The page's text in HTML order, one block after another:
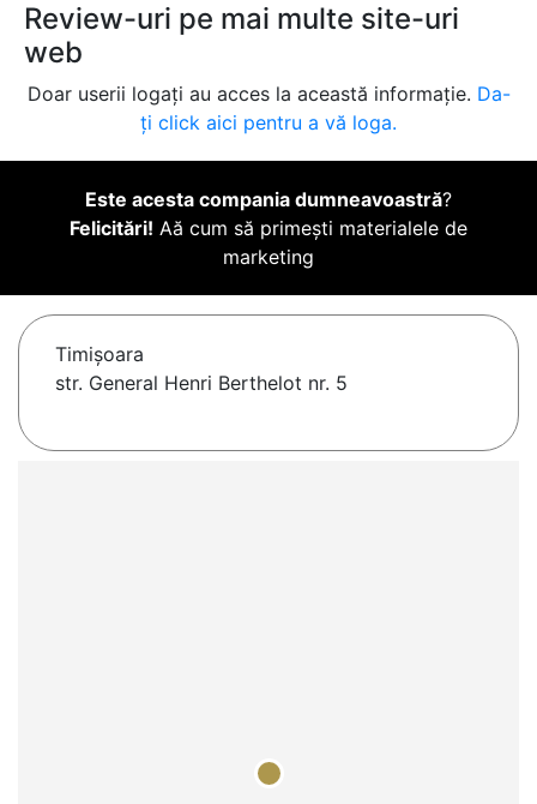
Review-uri pe mai multe site-uri
web
Doar userii logați au acces la această informație. Da-
ți click aici pentru a vă loga.
Este acesta compania dumneavoastră?
Felicitări! Aă cum să primești materialele de
marketing
Timişoara
str. General Henri Berthelot nr. 5